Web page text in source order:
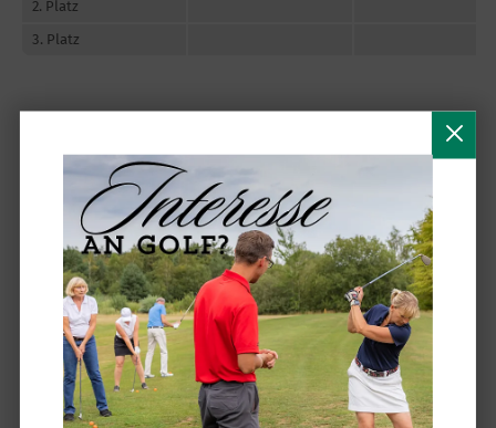
2. Platz
3. Platz
3. Platz
NETTOKLASSE B
1. Platz